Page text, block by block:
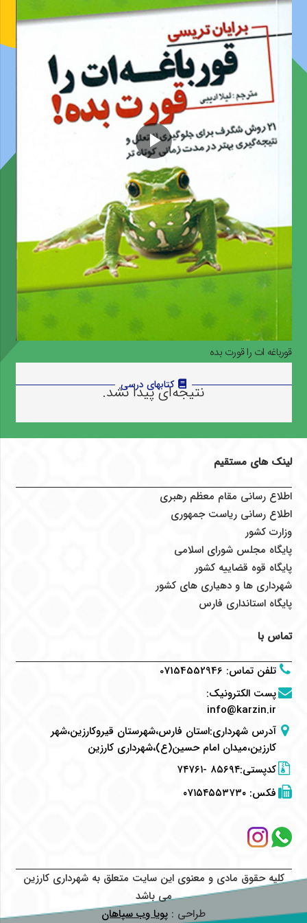
قورباغه ات را قورت بده
کتابهای درسی
نتیجه‌ای پیدا نشد.
لینک های مستقیم
اطلاع رسانی مقام معظم رهبری
اطلاع رسانی ریاست جمهوری
وزارت کشور
پایگاه مجلس شورای اسلامی
پایگاه قوه قضاییه کشور
شهرداری ها و دهیاری های کشور
پایگاه استانداری فارس
تماس با
تلفن تماس:
07154552946
پست الکترونیک:
info@karzin.ir
آدرس شهرداری:استان فارس،شهرستان قیروکارزین،شهر
کارزین،میدان امام حسین(ع)،شهرداری کارزین
کدپستی:۸۵۶۹۴ -۷۴۷۶۱
فکس:۰۷۱۵۴۵۵۳۷۳۰
کلیه حقوق مادی و معنوی این سایت متعلق به شهرداری کارزین
می باشد
طراحی : پویا وب سپاهان